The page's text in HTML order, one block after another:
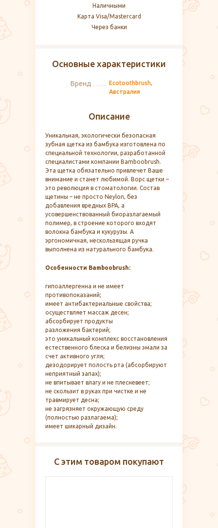
Наличными
Карта Visa/Mastercard
Через банки
Описание
Уникальная, экологически безопасная
зубная щетка из бамбука изготовлена по
специальной технологии, разработанной
специалистами компании Bamboobrush.
Эта щетка обязательно привлечет Ваше
внимание и станет любимой. Ворс щетки –
это революция в стоматологии. Состав
щетины – не просто Neylon, без
добавления вредных ВРА, а
усовершенствованный биоразлагаемый
полимер, в строение которого входят
волокна бамбука и кукурузы. А
эргономичная, нескользящая ручка
выполнена из натурального бамбука.
Особенности Bamboobrush:
гипоаллергенна и не имеет
противопоказаний;
имеет антибактериальные свойства;
осуществляет массаж десен;
абсорбирует продукты
разложения бактерий;
это уникальный комплекс восстановления
естественного блеска и белизны эмали за
счет активного угля;
дезодорирует полость рта (абсорбируют
неприятный запах);
не впитывает влагу и не плесневеет;
не скользит в руках при чистке и не
травмирует десна;
не загрязняет окружающую среду
(полностью разлагаема);
имеет шикарный дизайн.
Основные характеристики
Бренд
Ecotoothbrush,
Австралия
С этим товаром покупают